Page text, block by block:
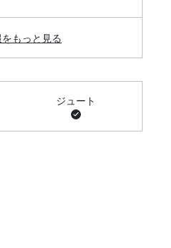
もっと見る
ジュート